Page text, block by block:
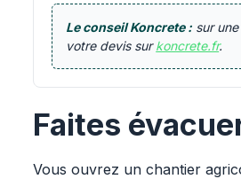
Le conseil Koncrete : sur
votre devis surkoncrete.fr.
Faites
Vous ouvrez un chantier